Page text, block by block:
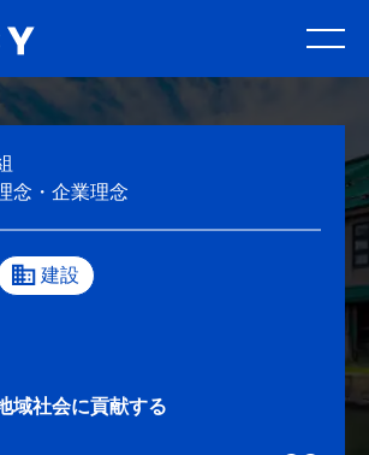
念・企業理念
建設
域社会に貢献する